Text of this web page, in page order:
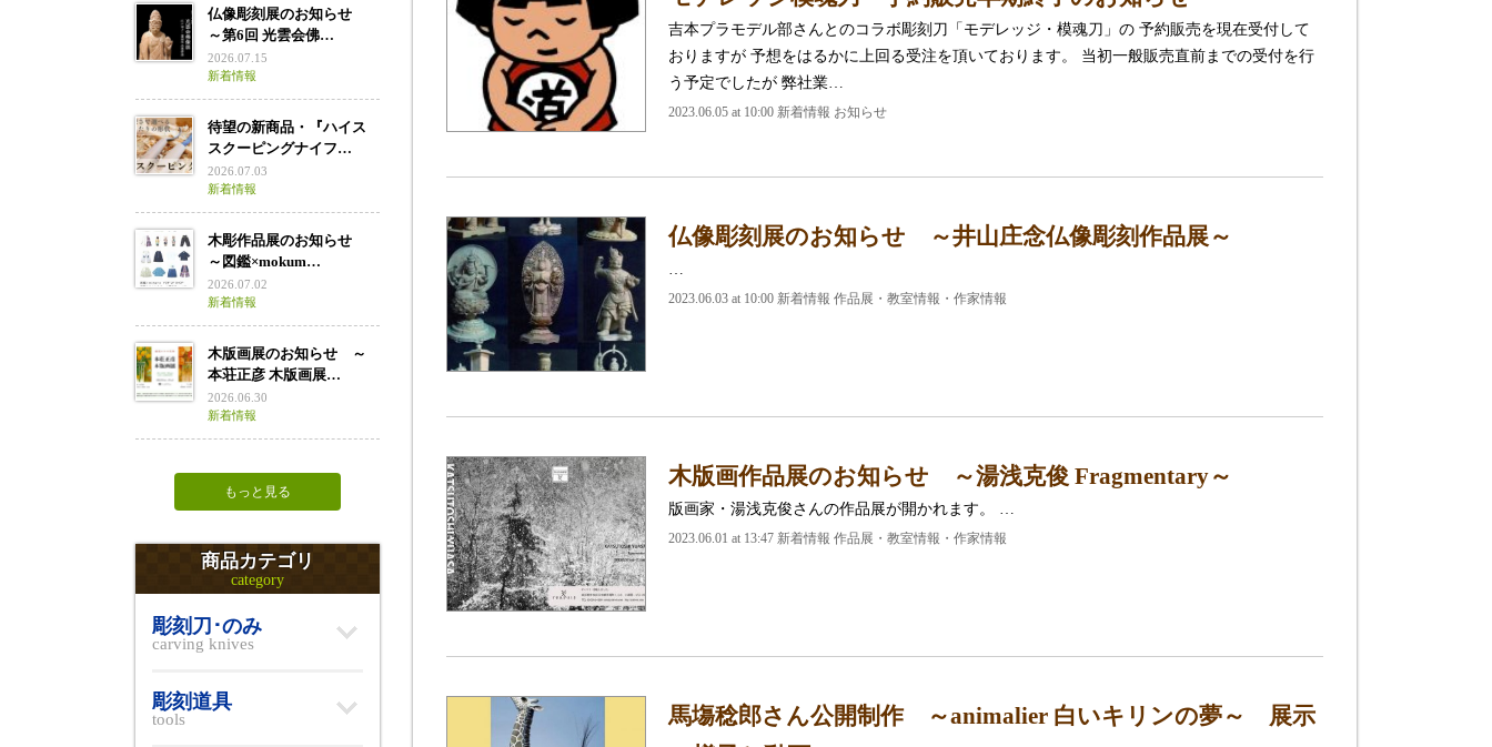
吉本プラモデル部さんとのコラボ彫刻刀「モデレッジ・模魂刀」の 予約販売を現在受付して
おりますが 予想をはるかに上回る受注を頂いております。 当初一般販売直前までの受付を行
う予定でしたが 弊社業…
2023.06.05 at 10:00 新着情報 お知らせ
仏像彫刻展のお知らせ ～井山庄念仏像彫刻作品展～
2023.06.03 at 10:00 新着情報 作品展・教室情報・作家情報
木版画作品展のお知らせ ～湯浅克俊 Fragmentary～
版画家・湯浅克俊さんの作品展が開かれます。 …
2023.06.01 at 13:47 新着情報 作品展・教室情報・作家情報
馬塲稔郎さん公開制作 ～animalier 白いキリンの夢～ 展示
仏像彫刻展のお知らせ
～第6回 光雲会佛…
2026.07.15
新着情報
待望の新商品・『ハイス
スクーピングナイフ…
2026.07.03
新着情報
木彫作品展のお知らせ
～図鑑×mokum…
2026.07.02
新着情報
木版画展のお知らせ ～
本荘正彦 木版画展…
2026.06.30
新着情報
もっと見る
商品カテゴリ
category
彫刻刀･のみ
carving knives
彫刻道具
tools